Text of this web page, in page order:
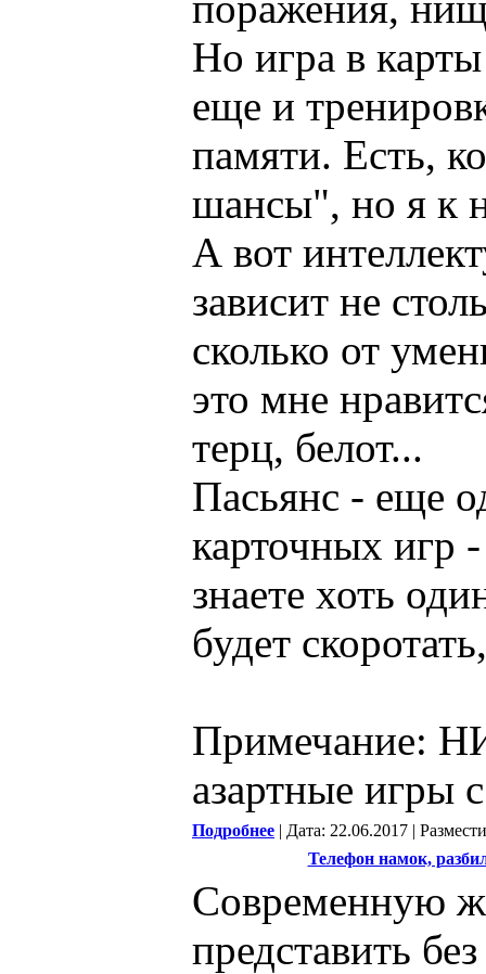
Но игра в карты
еще и
памяти. Есть,
шансы", но я к
А вот
зависит не
сколько от
это мне
терц, белот...
Пасьянс - еще
карточных игр
знаете хоть
будет
Примечание:
азартные игры
Подробнее | Дата: 22.06.2017 |
Телефон намок,
Современную
представить